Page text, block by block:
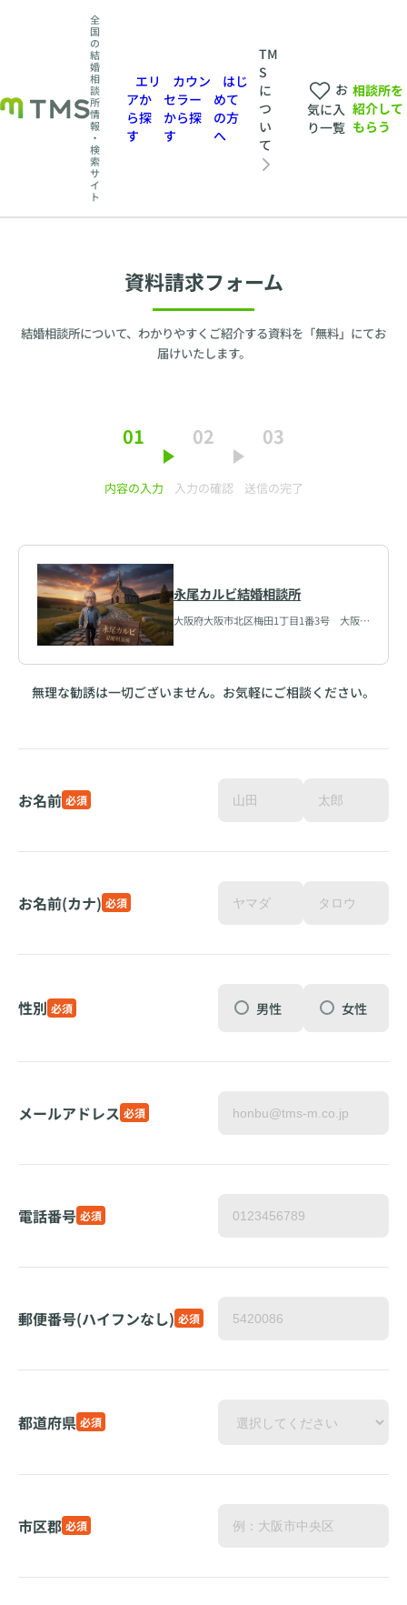
全
国
の
結
婚
相
談
所
情
報
・
検
索
サ
イ
ト
エリ
アか
ら探
す
カウン
セラー
から探
す
はじ
めて
の方
へ
TM
S
に
つ
い
て
お
気に入
り一覧
相談所を
紹介して
もらう
資料請求フォーム
結婚相談所について、わかりやすくご紹介する資料を「無料」にてお
届けいたします。
01
内容の入力
02
入力の確認
03
送信の完了
永尾カルビ結婚相談所
大阪府大阪市北区梅田1丁目1番3号 大阪駅
無理な勧誘は一切ございません。お気軽にご相談ください。
お名前 必須
お名前(カナ) 必須
性別 必須 男性 女性
メールアドレス 必須
電話番号 必須
郵便番号(ハイフンなし) 必須
都道府県 必須
市区郡 必須